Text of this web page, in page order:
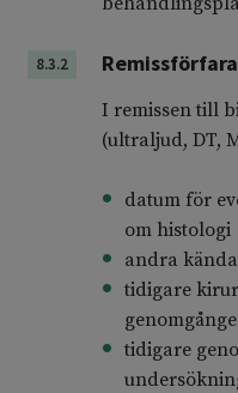
8.3.2
I remissen till
(ultraljud, DT,
datum för
om histologi
andra
tidigare
tidigare